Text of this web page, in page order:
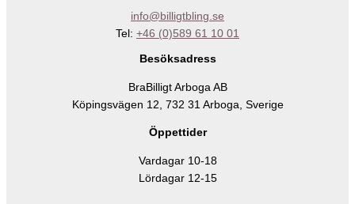
info@billigtbling.se
Tel: +46 (0)589 61 10 01
Besöksadress
BraBilligt Arboga AB
Köpingsvägen 12, 732 31 Arboga, Sverige
Öppettider
Vardagar 10-18
Lördagar 12-15